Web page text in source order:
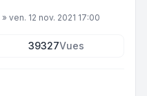
» ven. 12 nov. 2021 17:00
39327Vues